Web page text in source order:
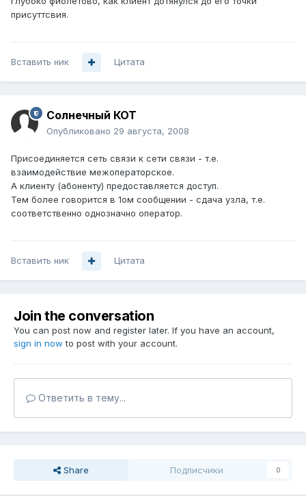
присуттсвия.
Вставить ник Цитата
Солнечный КОТ
Опубликовано 29 августа, 2008
Присоединяется сеть связи к сети связи - т.е.
взаимодействие межоператорское.
А клиенту (абоненту) предоставляется доступ.
Тем более говорится в 1ом сообщении - сдача узла, т.е.
соответственно однозначно оператор.
Вставить ник Цитата
Join the conversation
You can post now and register later. If you have an account,
sign in now to post with your account.
Ответить в тему...
Share Подписчики 0